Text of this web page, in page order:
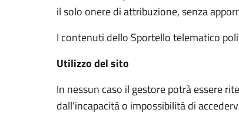
il solo onere di attribuzione, senza
I contenuti dello Sportello telematico
Utilizzo del sito
In nessun caso il gestore potrà essere
dall'incapacità o impossibilità di